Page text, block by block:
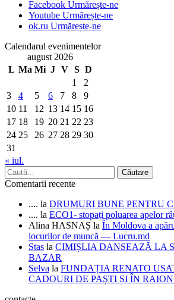
Facebook Urmărește-ne
Youtube Urmărește-ne
ok.ru Urmărește-ne
Calendarul evenimentelor
august 2026
L Ma Mi J V S D
1
2
3
4 5 6 7 8
9
10 11 12 13 14 15 16
17 18 19 20 21 22 23
24 25 26 27 28 29 30
31
« iul.
Comentarii recente
.... la DRUMURI BUNE PENTRU
.... la ECO1- stopați poluarea apelor
Alina HASNAȘ la În Moldova a
locurilor de muncă — Lucru.md
Stas la CIMIȘLIA DANSEAZĂ LA
BAZAR
Selva la FUNDAȚIA RENATO
CADOURI DE PAȘTI ȘI ÎN